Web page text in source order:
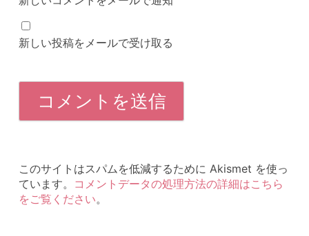
新しい投稿をメールで受け取る
このサイトはスパムを低減するために Akismet を使っ
ています。 コメントデータの処理方法の詳細はこちら
をご覧ください。